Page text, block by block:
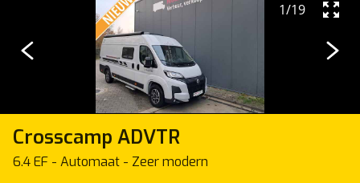
Crosscamp ADVTR
6.4 EF - Automaat - Zeer modern
1/19